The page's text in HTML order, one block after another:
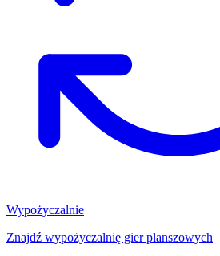
Wypożyczalnie
Znajdź wypożyczalnię gier planszowych